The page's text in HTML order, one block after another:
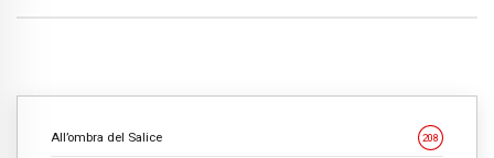
All’ombra del Salice 208